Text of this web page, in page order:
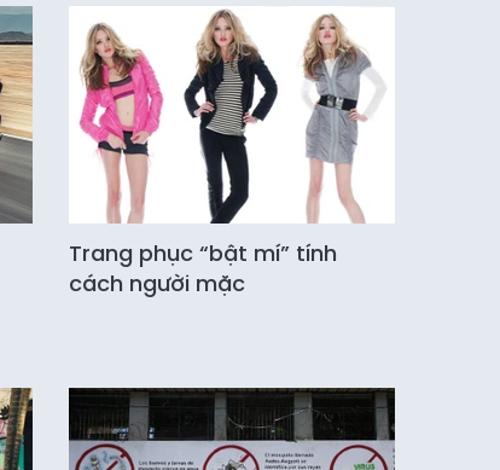
Trang phục “bật mí” tính
cách người mặc